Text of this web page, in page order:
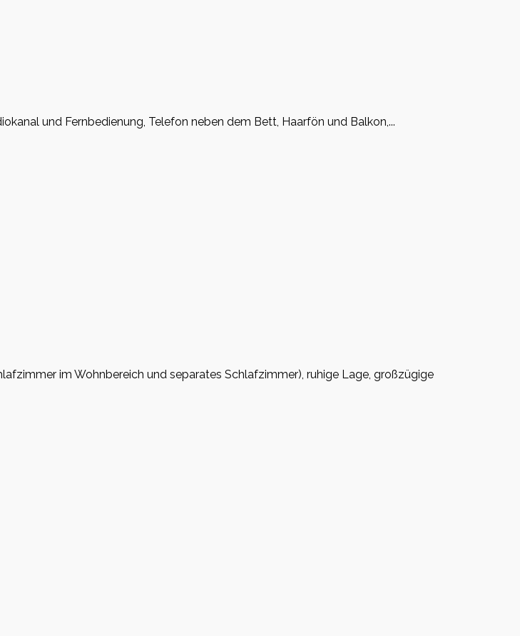
und Fernbedienung, Telefon neben dem Bett, Haarfön und Balkon,...
im Wohnbereich und separates Schlafzimmer), ruhige Lage, großzügige